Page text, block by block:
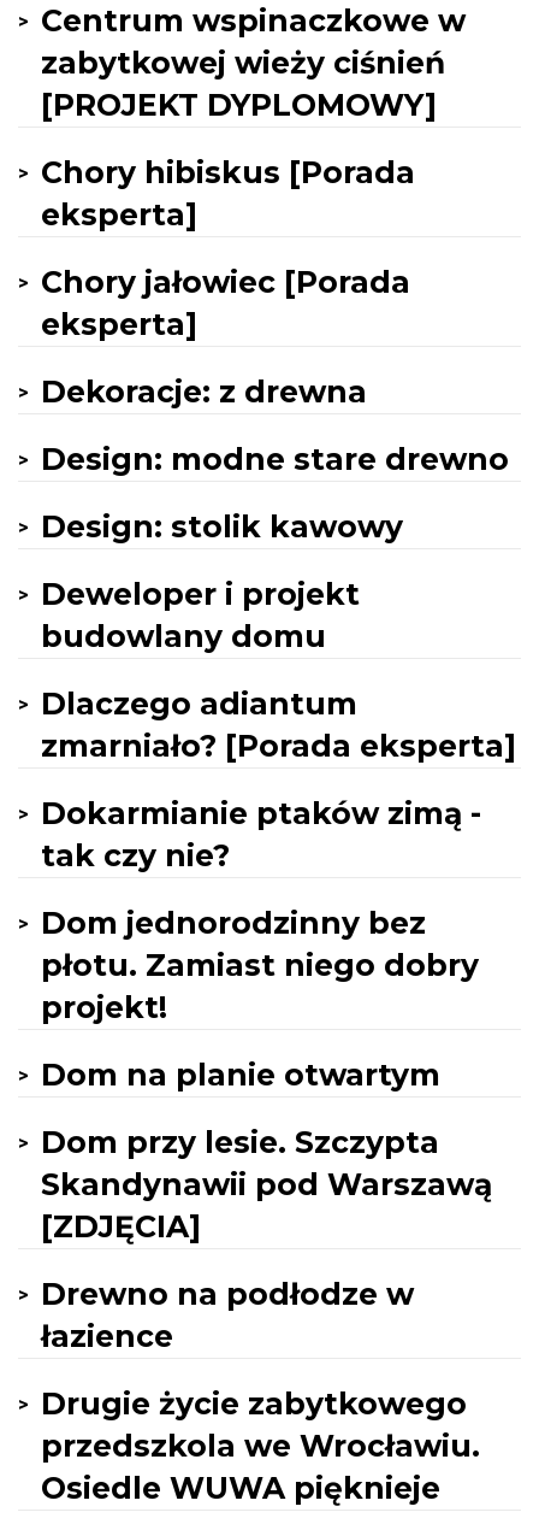
Centrum wspinaczkowe w
zabytkowej wieży ciśnień
[PROJEKT DYPLOMOWY]
Chory hibiskus [Porada
eksperta]
Chory jałowiec [Porada
eksperta]
Dekoracje: z drewna
Design: modne stare drewno
Design: stolik kawowy
Deweloper i projekt
budowlany domu
Dlaczego adiantum
zmarniało? [Porada eksperta]
Dokarmianie ptaków zimą -
tak czy nie?
Dom jednorodzinny bez
płotu. Zamiast niego dobry
projekt!
Dom na planie otwartym
Dom przy lesie. Szczypta
Skandynawii pod Warszawą
[ZDJĘCIA]
Drewno na podłodze w
łazience
Drugie życie zabytkowego
przedszkola we Wrocławiu.
Osiedle WUWA pięknieje